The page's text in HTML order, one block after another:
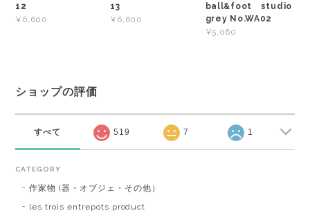
12
¥6,600
13
¥6,600
ball&foot studio
grey No.WA02
¥5,060
ショップの評価
すべて 519 7 1
CATEGORY
作家物 (器・オブジェ・その他）
les trois entrepots product